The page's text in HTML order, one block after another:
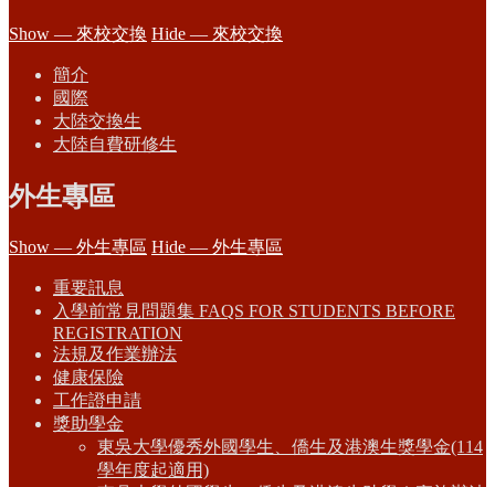
Show — 來校交換 Hide — 來校交換
簡介
國際
大陸交換生
大陸自費研修生
外生專區
Show — 外生專區 Hide — 外生專區
重要訊息
入學前常見問題集 FAQS FOR STUDENTS BEFORE
REGISTRATION
法規及作業辦法
健康保險
工作證申請
獎助學金
東吳大學優秀外國學生、僑生及港澳生獎學金(114
學年度起適用)